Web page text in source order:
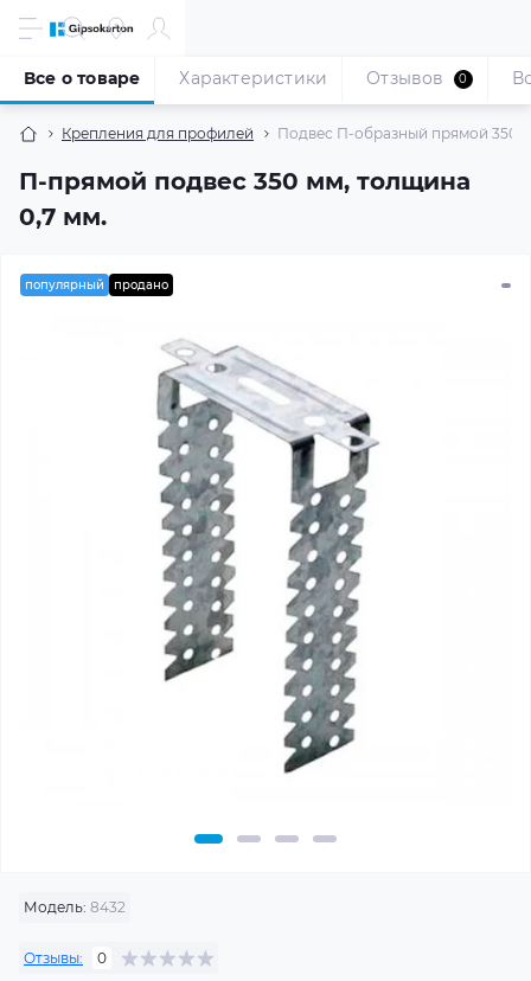
Крепления для профилей Подвес П-образный прямой 350
П-прямой подвес 350 мм, толщина
0,7 мм.
Все о товаре Характеристики Отзывов 0
популярный продано
Модель: 8432
Отзывы: 0